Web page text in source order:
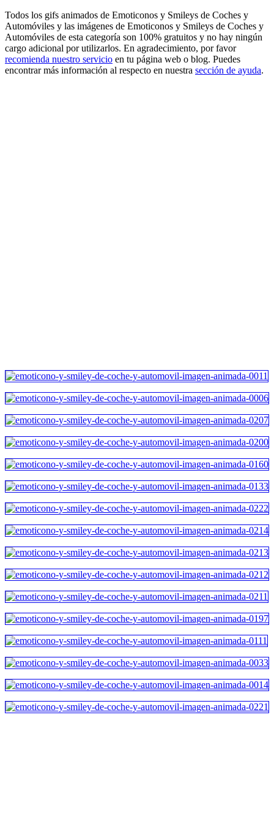
Todos los gifs animados de Emoticonos y Smileys de Coches y
Automóviles y las imágenes de Emoticonos y Smileys de Coches y
Automóviles de esta categoría son 100% gratuitos y no hay ningún
cargo adicional por utilizarlos. En agradecimiento, por favor
recomienda nuestro servicio en tu página web o blog. Puedes
encontrar más información al respecto en nuestra sección de ayuda.